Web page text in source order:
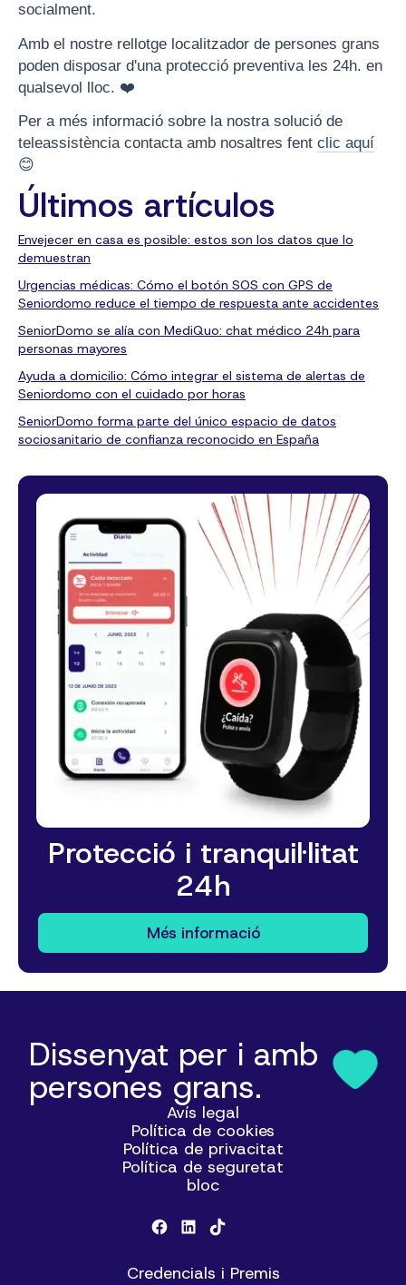
socialment.
Amb el nostre rellotge localitzador de persones grans
poden disposar d'una protecció preventiva les 24h. en
qualsevol lloc. ❤️
Per a més informació sobre la nostra solució de
teleassistència contacta amb nosaltres fent clic aquí
😊
Últimos artículos
Envejecer en casa es posible: estos son los datos que lo
demuestran
Urgencias médicas: Cómo el botón SOS con GPS de
Seniordomo reduce el tiempo de respuesta ante accidentes
SeniorDomo se alía con MediQuo: chat médico 24h para
personas mayores
Ayuda a domicilio: Cómo integrar el sistema de alertas de
Seniordomo con el cuidado por horas
SeniorDomo forma parte del único espacio de datos
sociosanitario de confianza reconocido en España
Protecció i tranquil·litat
24h
Més informació
Dissenyat per i amb
persones grans.
Avís legal
Política de cookies
Política de privacitat
Política de seguretat
bloc
Credencials i Premis